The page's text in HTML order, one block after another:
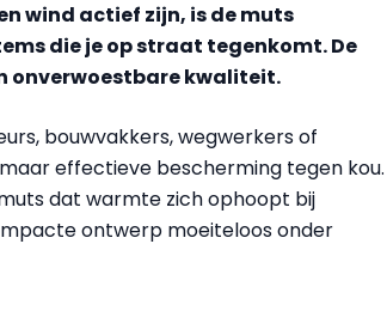
wind actief zijn, is de muts
die je op straat tegenkomt. De
onverwoestbare kwaliteit.
bouwvakkers, wegwerkers of
effectieve bescherming tegen kou.
dat warmte zich ophoopt bij
ontwerp moeiteloos onder